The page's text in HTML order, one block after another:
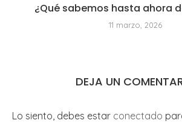
¿Qué sabemos hasta ahora
11 marzo, 2026
DEJA UN
Lo siento, debes estar conectado